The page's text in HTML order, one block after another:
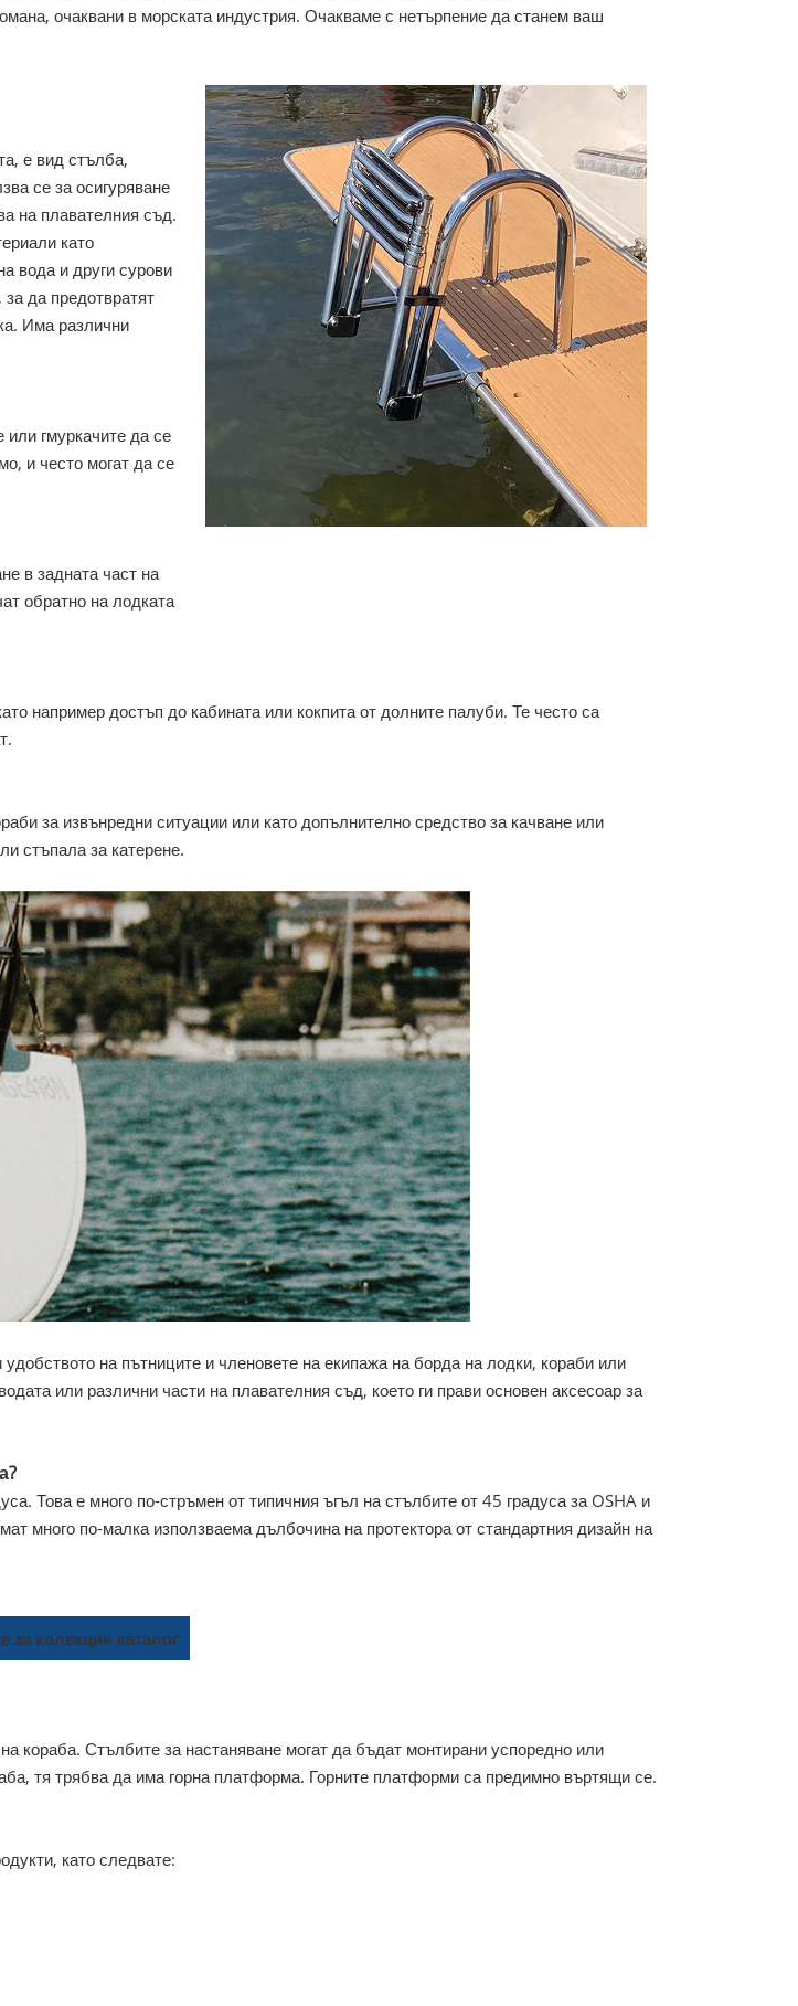
очаквани в морската индустрия. Очакваме с нетърпение да станем ваш
е вид стълба,
се за осигуряване
на плавателния съд.
като
вода и други сурови
да предотвратят
Има различни
или гмуркачите да се
и често могат да се
в задната част на
обратно на лодката
например достъп до кабината или кокпита от долните палуби. Те често са
за извънредни ситуации или като допълнително средство за качване или
стъпала за катерене.
на пътниците и членовете на екипажа на борда на лодки, кораби или
или различни части на плавателния съд, което ги прави основен аксесоар за
Това е много по-стръмен от типичния ъгъл на стълбите от 45 градуса за OSHA и
много по-малка използваема дълбочина на протектора от стандартния дизайн на
за колекция каталог
кораба. Стълбите за настаняване могат да бъдат монтирани успоредно или
тя трябва да има горна платформа. Горните платформи са предимно въртящи се.
като следвате: